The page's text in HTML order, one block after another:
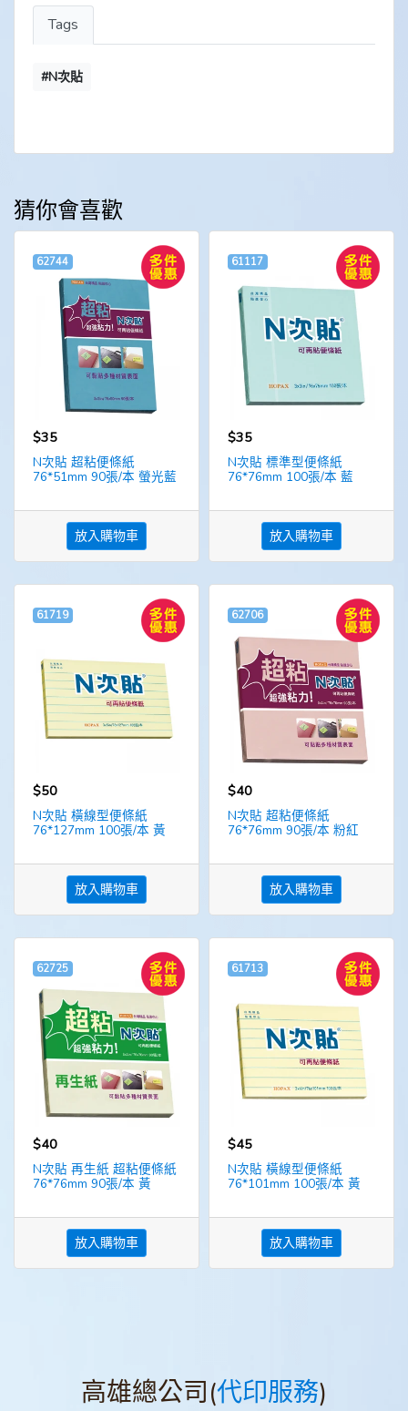
Tags
#N次貼
猜你會喜歡
62744
$35
N次貼 超粘便條紙
76*51mm 90張/本 螢光藍
放入購物車
61117
$35
N次貼 標準型便條紙
76*76mm 100張/本 藍
放入購物車
61719
$50
N次貼 橫線型便條紙
76*127mm 100張/本 黃
放入購物車
62706
$40
N次貼 超粘便條紙
76*76mm 90張/本 粉紅
放入購物車
62725
$40
N次貼 再生紙 超粘便條紙
76*76mm 90張/本 黃
放入購物車
61713
$45
N次貼 橫線型便條紙
76*101mm 100張/本 黃
放入購物車
高雄總公司(代印服務)